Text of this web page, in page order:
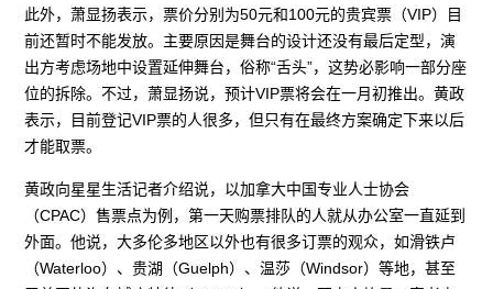
此外，萧显扬表示，票价分别为50元和100元的贵宾票（VIP）目
前还暂时不能发放。主要原因是舞台的设计还没有最后定型，演
出方考虑场地中设置延伸舞台，俗称“舌头”，这势必影响一部分座
位的拆除。不过，萧显扬说，预计VIP票将会在一月初推出。黄政
表示，目前登记VIP票的人很多，但只有在最终方案确定下来以后
才能取票。
黄政向星星生活记者介绍说，以加拿大中国专业人士协会
（CPAC）售票点为例，第一天购票排队的人就从办公室一直延到
外面。他说，大多伦多地区以外也有很多订票的观众，如滑铁卢
（Waterloo）、贵湖（Guelph）、温莎（Windsor）等地，甚至